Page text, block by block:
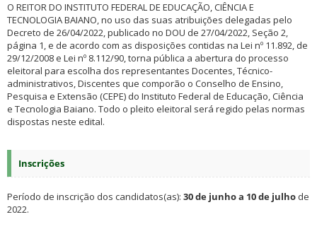
O REITOR DO INSTITUTO FEDERAL DE EDUCAÇÃO, CIÊNCIA E
TECNOLOGIA BAIANO, no uso das suas atribuições delegadas pelo
Decreto de 26/04/2022, publicado no DOU de 27/04/2022, Seção 2,
página 1, e de acordo com as disposições contidas na Lei nº 11.892, de
29/12/2008 e Lei nº 8.112/90, torna pública a abertura do processo
eleitoral para escolha dos representantes Docentes, Técnico-
administrativos, Discentes que comporão o Conselho de Ensino,
Pesquisa e Extensão (CEPE) do Instituto Federal de Educação, Ciência
e Tecnologia Baiano. Todo o pleito eleitoral será regido pelas normas
dispostas neste edital.
Inscrições
Período de inscrição dos candidatos(as): 30 de junho a 10 de julho de
2022.